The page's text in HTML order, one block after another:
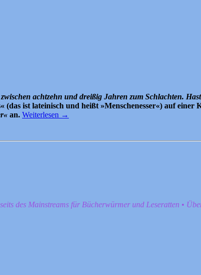
achtzehn und dreißig Jahren zum Schlachten.
(das ist lateinisch und heißt »Menschenesser«) auf
an. Weiterlesen →
des Mainstreams für Bücherwürmer und Leseratten •